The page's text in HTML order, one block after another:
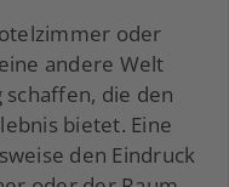
oder
andere Welt
die den
bietet. Eine
den Eindruck